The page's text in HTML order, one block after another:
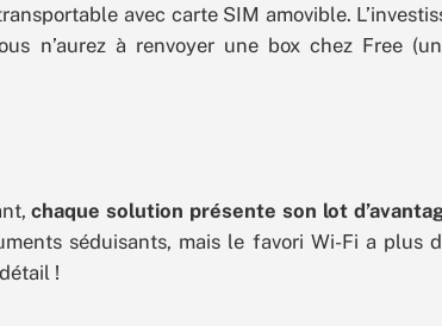
avec carte SIM amovible.
n’aurez à renvoyer une box chez Free
chaque solution présente son lot
séduisants, mais le favori Wi-Fi a plus
!